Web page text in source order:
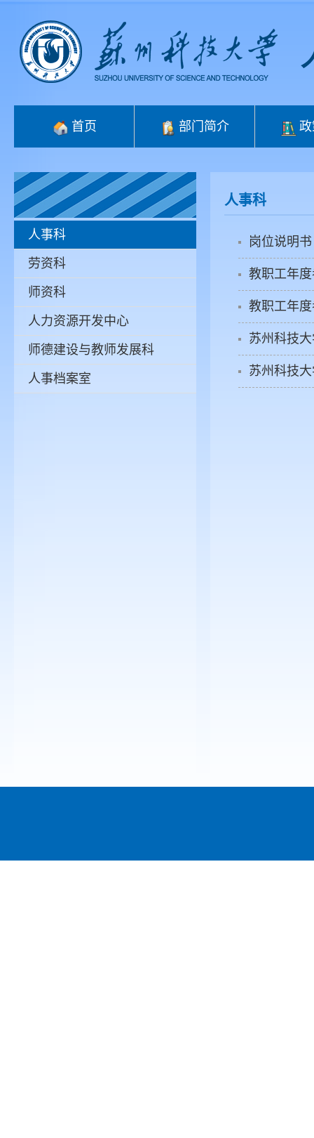
首页 部门简介
人事科
劳资科
师资科
人力资源开发中心
师德建设与教师发展科
人事档案室
人事科
岗位说明书
教职工年
教职工年
苏州科技
苏州科技